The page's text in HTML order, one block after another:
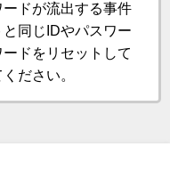
ドが流出する事件
同じIDやパスワー
ドをリセットして
ださい。